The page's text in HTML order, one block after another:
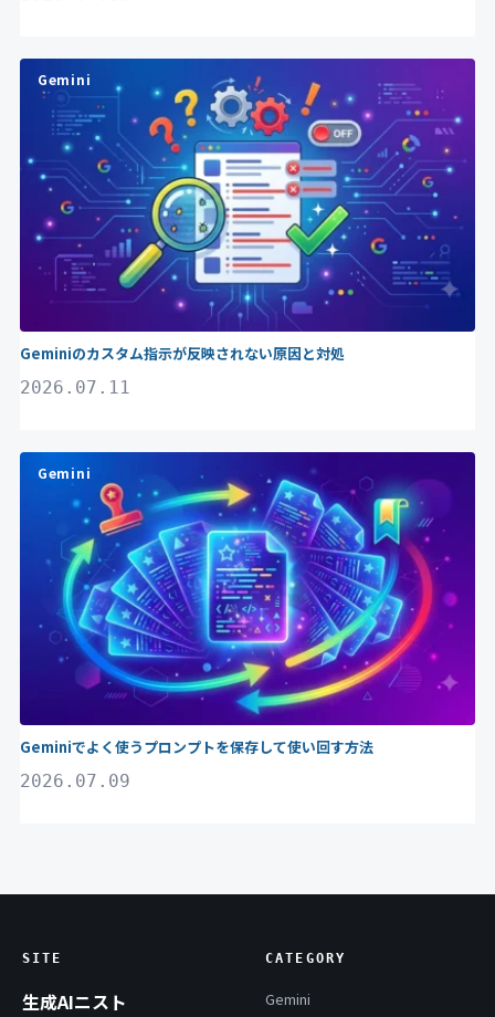
Gemini
Geminiのカスタム指示が反映されない原因と対処
2026.07.11
Gemini
Geminiでよく使うプロンプトを保存して使い回す方法
2026.07.09
SITE
生成AIニスト
CATEGORY
Gemini